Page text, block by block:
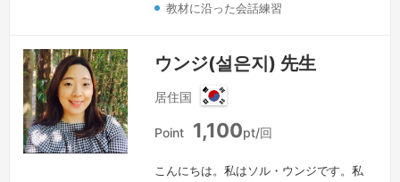
教材に沿った会話練習
ウンジ(설은지) 先生
居住国
韓
国
Point 1,100pt/回
こんにちは。私はソル・ウンジです。私